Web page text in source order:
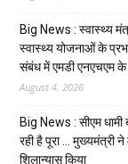
Big News : स्वास्थ्य
स्वास्थ्य योजनाओं के
संबंध में एमडी एनएचएम के
August 4, 2026
Big News : सीएम
रही है पूरा … मुख्यमंत्री ने
शिलान्यास किया